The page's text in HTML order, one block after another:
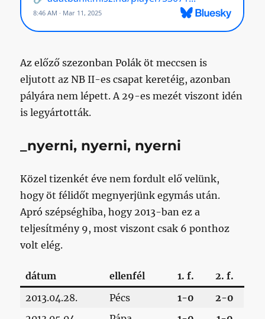
Az előző szezonban Polák öt meccsen is
eljutott az NB II-es csapat keretéig, azonban
pályára nem lépett. A 29-es mezét viszont idén
is legyártották.
_nyerni, nyerni, nyerni
Közel tizenkét éve nem fordult elő velünk,
hogy öt félidőt megnyerjünk egymás után.
Apró szépséghiba, hogy 2013-ban ez a
teljesítmény 9, most viszont csak 6 ponthoz
volt elég.
dátum ellenfél 1. f.
2. f.
2013.04.28.
Pécs 1-0
2-0